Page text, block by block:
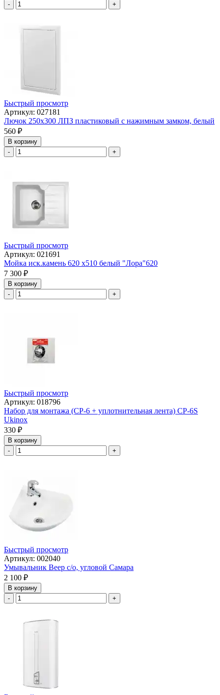
-
+
Быстрый просмотр
Артикул: 027181
Лючок 250х300 ЛПЗ пластиковый с нажимным замком, белый
560 ₽
В корзину
-
+
Быстрый просмотр
Артикул: 021691
Мойка иск.камень 620 х510 белый "Лора"620
7 300 ₽
В корзину
-
+
Быстрый просмотр
Артикул: 018796
Набор для монтажа (СР-6 + уплотнительная лента) СР-6S
Ukinox
330 ₽
В корзину
-
+
Быстрый просмотр
Артикул: 002040
Умывальник Веер с/о, угловой Самара
2 100 ₽
В корзину
-
+